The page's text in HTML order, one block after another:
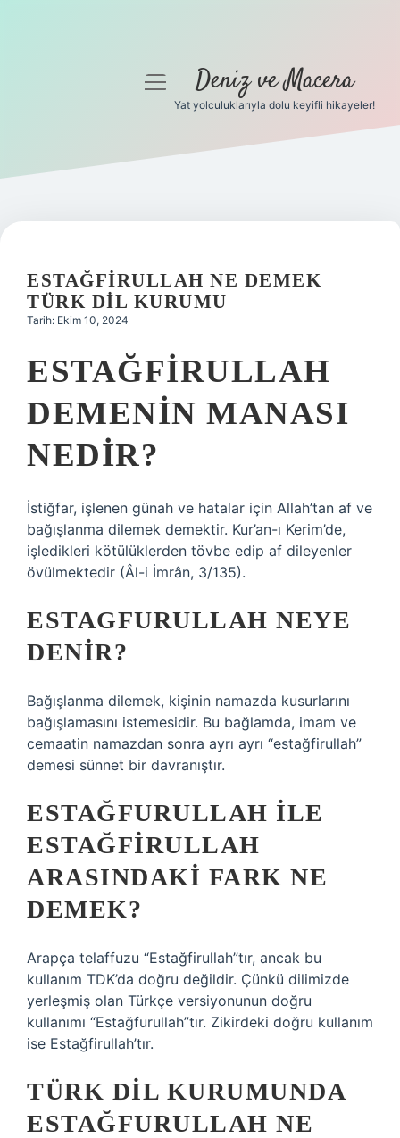
Gizlilik Politikası
Yasal Uyarı
menüyüDeniz ve Macera
Yat yolculuklarıyla dolu keyifli hikayeler!
ESTAĞFIRULLAH NE DEMEK
TÜRK DIL KURUMU
Tarih: Ekim 10, 2024
ESTAĞFIRULLAH
DEMENIN MANASI
NEDIR?
İstiğfar, işlenen günah ve hatalar için Allah’tan af ve
bağışlanma dilemek demektir. Kur’an-ı Kerim’de,
işledikleri kötülüklerden tövbe edip af dileyenler
övülmektedir (Âl-i İmrân, 3/135).
ESTAGFURULLAH NEYE
DENIR?
Bağışlanma dilemek, kişinin namazda kusurlarını
bağışlamasını istemesidir. Bu bağlamda, imam ve
cemaatin namazdan sonra ayrı ayrı “estağfirullah”
demesi sünnet bir davranıştır.
ESTAĞFURULLAH ILE
ESTAĞFIRULLAH
ARASINDAKI FARK NE
DEMEK?
Arapça telaffuzu “Estağfirullah”tır, ancak bu
kullanım TDK’da doğru değildir. Çünkü dilimizde
yerleşmiş olan Türkçe versiyonunun doğru
kullanımı “Estağfurullah”tır. Zikirdeki doğru kullanım
ise Estağfirullah’tır.
TÜRK DIL KURUMUNDA
ESTAĞFURULLAH NE